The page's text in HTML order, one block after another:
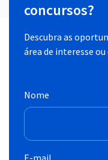
concursos?
Descubra as
área de interesse
Nome
E-mail